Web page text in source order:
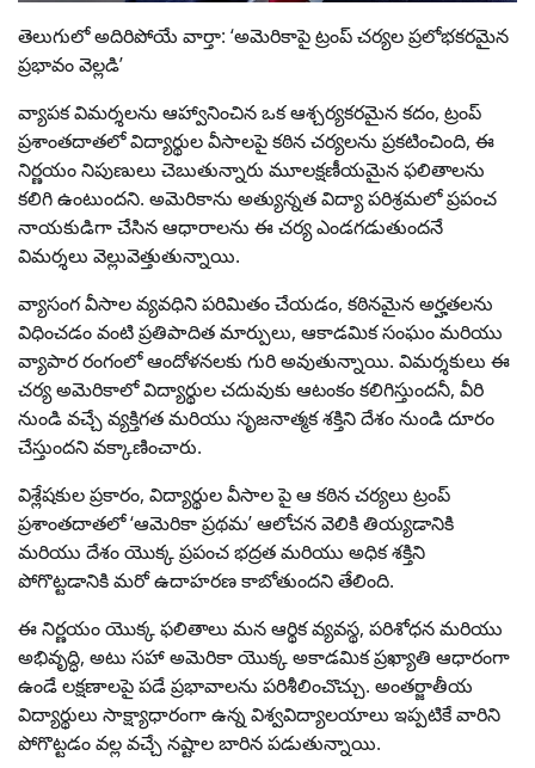
తెలుగులో అదిరిపోయే వార్తా: ‘అమెరికాపై ట్రంప్ చర్యల ప్రలోభకరమైన
ప్రభావం వెల్లడి’
వ్యాపక విమర్శలను ఆహ్వానించిన ఒక ఆశ్చర్యకరమైన కదం, ట్రంప్
ప్రశాంతదాతలో విద్యార్థుల వీసాలపై కఠిన చర్యలను ప్రకటించింది, ఈ
నిర్ణయం నిపుణులు చెబుతున్నారు మూలక్షణీయమైన ఫలితాలను
కలిగి ఉంటుందని. అమెరికాను అత్యున్నత విద్యా పరిశ్రమలో ప్రపంచ
నాయకుడిగా చేసిన ఆధారాలను ఈ చర్య ఎండగడుతుందనే
విమర్శలు వెల్లువెత్తుతున్నాయి.
వ్యాసంగ వీసాల వ్యవధిని పరిమితం చేయడం, కఠినమైన అర్హతలను
విధించడం వంటి ప్రతిపాదిత మార్పులు, ఆకాడమిక సంఘం మరియు
వ్యాపార రంగంలో ఆందోళనలకు గురి అవుతున్నాయి. విమర్శకులు ఈ
చర్య అమెరికాలో విద్యార్థుల చదువుకు ఆటంకం కలిగిస్తుందనీ, వీరి
నుండి వచ్చే వ్యక్తిగత మరియు సృజనాత్మక శక్తిని దేశం నుండి దూరం
చేస్తుందని వక్కాణించారు.
విశ్లేషకుల ప్రకారం, విద్యార్థుల వీసాల పై ఆ కఠిన చర్యలు ట్రంప్
ప్రశాంతదాతలో ‘ఆమెరికా ప్రథమ’ ఆలోచన వెలికి తియ్యడానికి
మరియు దేశం యొక్క ప్రపంచ భద్రత మరియు అధిక శక్తిని
పోగొట్టడానికి మరో ఉదాహరణ కాబోతుందని తేలింది.
ఈ నిర్ణయం యొక్క ఫలితాలు మన ఆర్థిక వ్యవస్థ, పరిశోధన మరియు
అభివృద్ధి, అటు సహా అమెరికా యొక్క అకాడమిక ప్రఖ్యాతి ఆధారంగా
ఉండే లక్షణాలపై పడే ప్రభావాలను పరిశీలించొచ్చు. అంతర్జాతీయ
విద్యార్థులు సాక్ష్యాధారంగా ఉన్న విశ్వవిద్యాలయాలు ఇప్పటికే వారిని
పోగొట్టడం వల్ల వచ్చే నష్టాల బారిన పడుతున్నాయి.